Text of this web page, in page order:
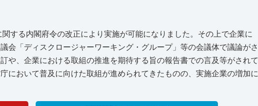
する内閣府令の改正により実施が可能になりました。その上で企業に
会「ディスクロージャーワーキング・グループ」等の会議体で議論がさ
や、企業における取組の推進を期待する旨の報告書での言及等がされて
において普及に向けた取組が進められてきたものの、実施企業の増加に